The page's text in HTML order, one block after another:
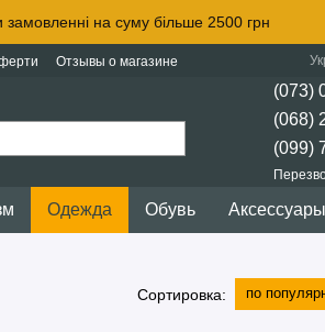
замовленні на суму більше 2500 грн
Отзывы о магазине
(073)
(068)
(099)
Одежда Обувь Аксессуары
Сортировка: по